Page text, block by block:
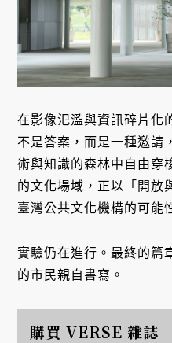
在影像氾濫與資訊碎片化
不是答案，而是一種邀請
術與知識的森林中自由穿
的文化場域，正以「開放
臺灣公共文化機構的可能
實驗仍在進行。最終的篇
的市民親自書寫。
購買 VERSE 雜誌